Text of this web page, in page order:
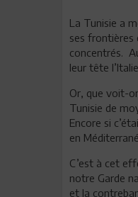
La Tunisie a
ses frontières
concentrés.
leur tête
Or, que voit-
Tunisie de
Encore si
en
C’est à cet
notre Garde
et la